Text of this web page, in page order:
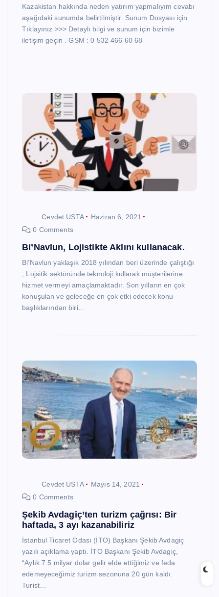
Kazakistan hakkında neden yatırım yapmalıyım cevabı
aşağıdaki sunumda belirtilmiştir. Sunum Dosyası için
Tıklayınız >>> Detaylı bilgi ve sunum için bizimle
iletişim geçin . GSM : 0 532 466 60 68
Cevdet USTA
Haziran 6, 2021
0 Comments
Bi’Navlun, Lojistikte Aklını kullanacak.
Bi’Navlun yaklaşık 2018 yılından beri üzerinde çalıştığı
, Lojsitik sektöründe teknoloji kullarak müşterilerine
hizmet vermeyi amaçlamaktadır. Son yılların en çok
konuşulan ve geleceğe en çok etki edecek konu
başlıklarından biri…
Cevdet USTA
Mayıs 14, 2021
0 Comments
Şekib Avdagiç’ten turizm çağrısı: Bir
haftada, 3 ayı kazanabiliriz
İstanbul Ticaret Odası (İTO) Başkanı Şekib Avdagiç
yazılı açıklama yaptı. İTO Başkanı Şekib Avdagiç,
“Aylık 7.5 milyar dolar gelir elde ettiğimiz ve feda
edemeyeceğimiz turizm sezonuna 20 gün kaldı.
Turist…